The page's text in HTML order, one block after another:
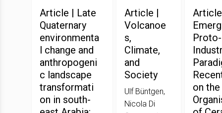
Article | Late
Quaternary
environmenta
l change and
anthropogeni
c landscape
transformati
on in south-
Article |
Volcanoe
s,
Climate,
and
Society
Ulf Büntgen,
Nicola Di
Proto-
on the